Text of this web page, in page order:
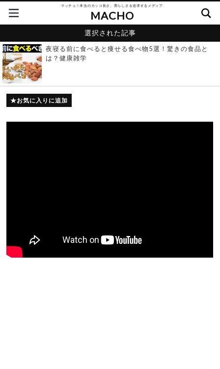
マッチョ！本当のカッコ良さ、男らしさを追求するメディア
MACHO
選択された記事
夜寝る前に食べると痩せる食べ物5選！驚きの食品と
は？健康雑学
お気に入りに追加